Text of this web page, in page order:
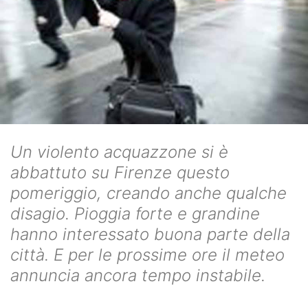
Un violento acquazzone si è
abbattuto su Firenze questo
pomeriggio, creando anche qualche
disagio. Pioggia forte e grandine
hanno interessato buona parte della
città. E per le prossime ore il meteo
annuncia ancora tempo instabile.